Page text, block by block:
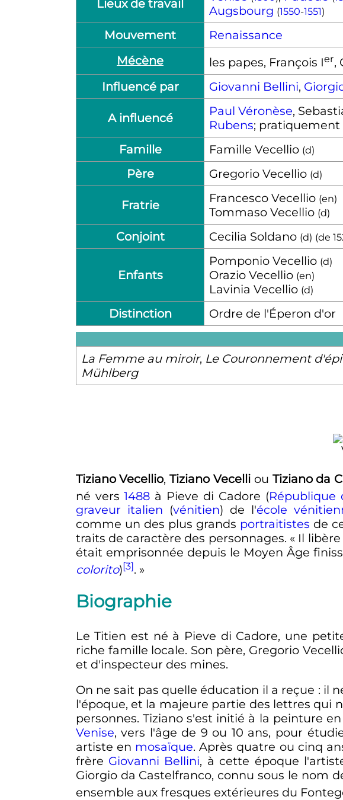
Lieux de travail
Augsbourg (1550-1551)
Mouvement
Renaissance
Mécène
les papes, François Ier,
Influencé par
Giovanni Bellini,
A influencé Paul Véronèse,
Rubens;
Famille
Famille Vecellio (d)
Père Gregorio Vecellio (d)
Fratrie Francesco Vecellio (en)
Tommaso Vecellio (d)
Conjoint Cecilia Soldano (d) (de
Enfants
Pomponio Vecellio (d)
Orazio Vecellio (en)
Lavinia Vecellio (d)
Distinction
Ordre de l'Éperon d'or
La Femme au miroir, Le Couronnement
Mühlberg
Tiziano Vecellio,Tiziano Vecelli ou Tiziano da
né vers1488 à Pieve di Cadore (République
graveur italien (vénitien) de l'école
comme un des plus grands portraitistes de
traits de caractère des personnages. « Il
était emprisonnée depuis le Moyen Âge
colorito)[3]. »
Biographie
Le Titien est né à Pieve di Cadore, une
riche famille locale. Son père, Gregorio
et d'inspecteur des mines.
On ne sait pas quelle éducation il a reçue : il
l'époque, et la majeure partie des lettres qui
personnes. Tiziano s'est initié à la peinture
Venise, vers l'âge de 9 ou 10 ans, pour
artiste en mosaïque. Après quatre ou cinq
frère Giovanni Bellini, à cette époque
Giorgio da Castelfranco, connu sous le nom
ensemble aux fresques extérieures du